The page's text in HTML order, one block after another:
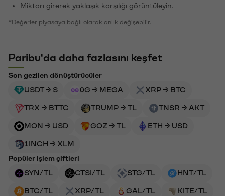
Miktarı girerek yaklaşık karşılığı görüntüleyin.
*Değerler piyasaya bağlı olarak anlık değişebilir.
Paribu'da daha fazlasını keşfet
Son gezilen dönüştürücüler
USDT → S
0G → MEGA XRP → BTC
TRX → BTTC TRUMP → TL TNSR → AKT
MON → USD GOZ → TL ETH → USD
1INCH → XLM
Popüler işlem çiftleri
SYN/TL
CTSI/TL STG/TL HNT/TL
BTC/TL XRP/TL GAL/TL KITE/TL